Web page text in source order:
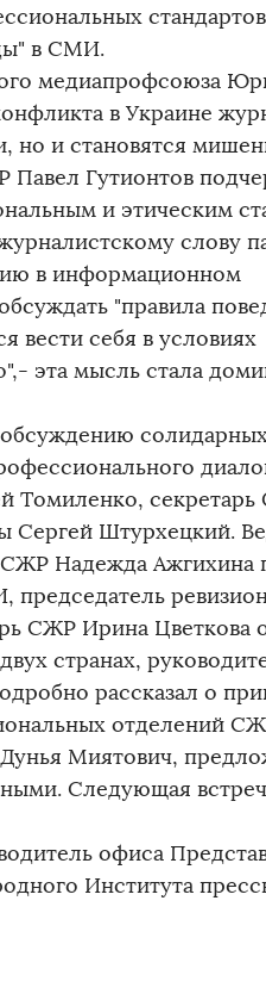
в СМИ.
медиапрофсоюза
в Украине
но и становятся
Павел Гутионтов
и этическим
слову
в информационном
"правила
вести себя в условиях
эта мысль стала
Томиленко,
Сергей Штурхецкий.
Надежда Ажгихина
председатель
СЖР Ирина Цветкова
странах,
рассказал о
отделений
Миятович,
Следующая
офиса
Института